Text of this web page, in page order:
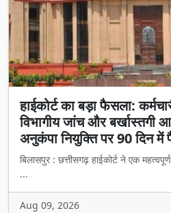
हाईकोर्ट का बड़ा फैसला:
विभागीय जांच और बर्खास्तगी
अनुकंपा नियुक्ति पर 90 दिन
बिलासपुर : छत्तीसगढ़ हाईकोर्ट ने एक
...
Aug 09, 2026